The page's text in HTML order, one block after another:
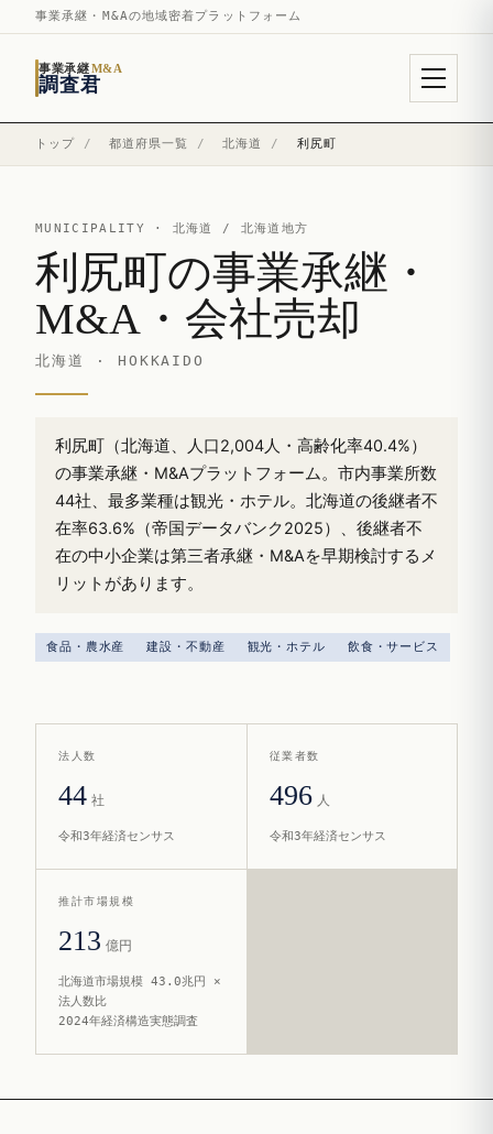
事業承継・M&Aの地域密着プラットフォーム
事業承継M&A
調査君
トップ / 都道府県一覧 / 北海道 / 利尻町
MUNICIPALITY · 北海道 / 北海道地方
利尻町の事業承継・
M&A・会社売却
北海道 · HOKKAIDO
利尻町（北海道、人口2,004人・高齢化率40.4%）
の事業承継・M&Aプラットフォーム。市内事業所数
44社、最多業種は観光・ホテル。北海道の後継者不
在率63.6%（帝国データバンク2025）、後継者不
在の中小企業は第三者承継・M&Aを早期検討するメ
リットがあります。
食品・農水産 建設・不動産 観光・ホテル 飲食・サービス
法人数
44 社
令和3年経済センサス
従業者数
496 人
令和3年経済センサス
推計市場規模
213 億円
北海道市場規模 43.0兆円 ×
法人数比
2024年経済構造実態調査